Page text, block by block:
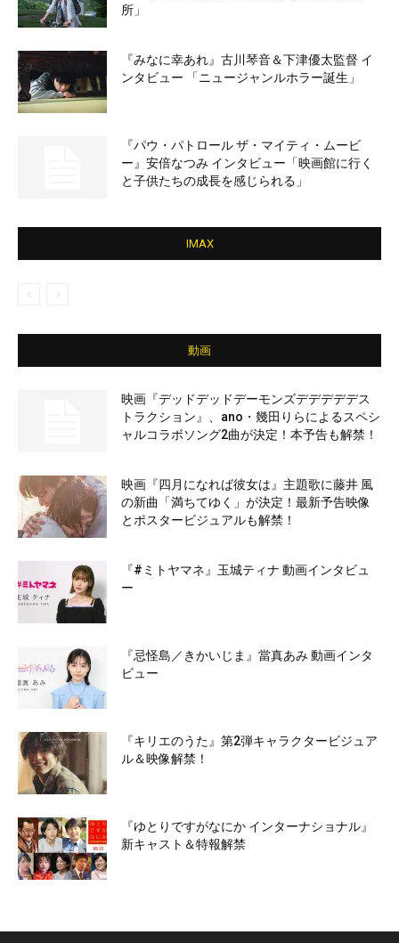
所」
『みなに幸あれ』古川琴音＆下津優太監督 イ
ンタビュー 「ニュージャンルホラー誕生」
『パウ・パトロール ザ・マイティ・ムービ
ー』安倍なつみ インタビュー「映画館に行く
と子供たちの成長を感じられる」
IMAX
動画
映画『デッドデッドデーモンズデデデデデス
トラクション』、ano・幾田りらによるスペシ
ャルコラボソング2曲が決定！本予告も解禁！
映画『四月になれば彼女は』主題歌に藤井 風
の新曲「満ちてゆく」が決定！最新予告映像
とポスタービジュアルも解禁！
『#ミトヤマネ』玉城ティナ 動画インタビュ
ー
『忌怪島／きかいじま』當真あみ 動画インタ
ビュー
『キリエのうた』第2弾キャラクタービジュア
ル＆映像解禁！
『ゆとりですがなにか インターナショナル』
新キャスト＆特報解禁